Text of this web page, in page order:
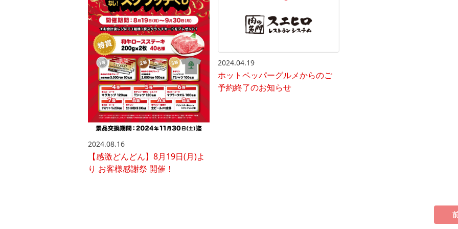
2024.08.16
【感激どんどん】8月19日(月)よ
り お客様感謝祭 開催！
2024.04.19
ホットペッパーグルメからのご
予約終了のお知らせ